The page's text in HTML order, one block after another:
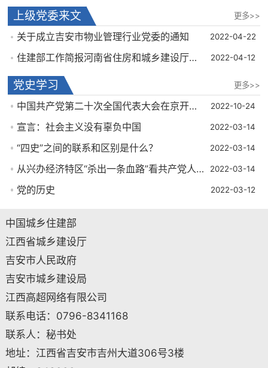
上级党委来文 更多>>
关于成立吉安市物业管理行业党委的通知 2022-04-22
住建部工作简报河南省住房和城乡建设厅积极打造"红色物业"助力基层治理打通”最后一公里“ 2022-04-12
党史学习 更多>>
中国共产党第二十次全国代表大会在京开幕 习近平代表第十九届中央委员会向大会作报告 2022-10-24
宣言：社会主义没有辜负中国 2022-03-14
“四史”之间的联系和区别是什么？ 2022-03-14
从兴办经济特区“杀出一条血路”看共产党人的斗争 2022-03-14
党的历史 2022-03-12
中国城乡住建部
江西省城乡建设厅
吉安市人民政府
吉安市城乡建设局
江西高超网络有限公司
联系电话：0796-8341168
联系人：秘书处
地址：江西省吉安市吉州大道306号3楼